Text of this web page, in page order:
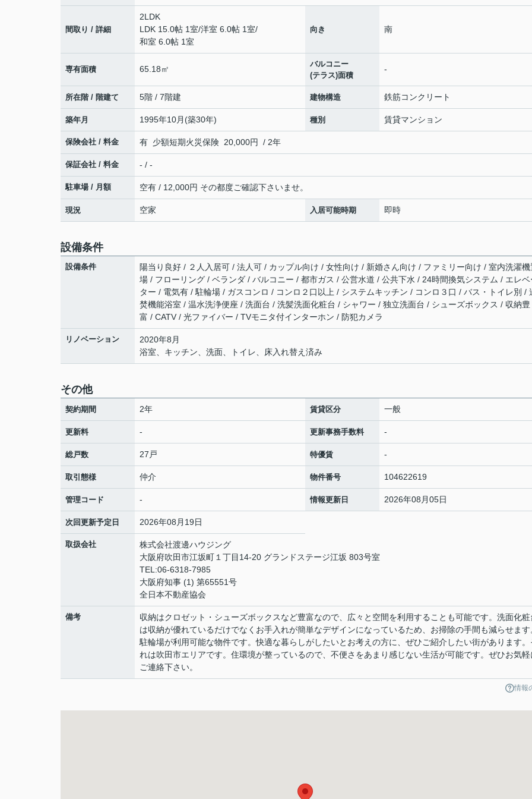
間取り / 詳細
2LDK
LDK 15.0帖 1室/洋室 6.0帖 1室/
和室 6.0帖 1室
向き 南
専有面積 65.18㎡
バルコニー
(テラス)面積
-
所在階 / 階建て 5階 / 7階建 建物構造 鉄筋コンクリート
築年月 1995年10月(築30年) 種別 賃貸マンション
保険会社 / 料金 有 少額短期火災保険 20,000円 / 2年
保証会社 / 料金 - / -
駐車場 / 月額 空有 / 12,000円 その都度ご確認下さいませ。
現況 空家 入居可能時期 即時
設備条件
設備条件
陽当り良好 / ２人入居可 / 法人可 / カップル向け / 女性向け / 新婚さん向け / ファミリー向け / 室内洗濯機
場 / フローリング / ベランダ / バルコニー / 都市ガス / 公営水道 / 公共下水 / 24時間換気システム / エレベ
ター / 電気有 / 駐輪場 / ガスコンロ / コンロ２口以上 / システムキッチン / コンロ３口 / バス・トイレ別 /
焚機能浴室 / 温水洗浄便座 / 洗面台 / 洗髪洗面化粧台 / シャワー / 独立洗面台 / シューズボックス / 収納豊
富 / CATV / 光ファイバー / TVモニタ付インターホン / 防犯カメラ
リノベーション
2020年8月
浴室、キッチン、洗面、トイレ、床入れ替え済み
その他
契約期間 2年 賃貸区分 一般
更新料 - 更新事務手数料 -
総戸数 27戸 特優賃 -
取引態様 仲介 物件番号 104622619
管理コード - 情報更新日 2026年08月05日
次回更新予定日 2026年08月19日
取扱会社
株式会社渡邊ハウジング
大阪府吹田市江坂町１丁目14‐20 グランドステージ江坂 803号室
TEL:06-6318-7985
大阪府知事 (1) 第65551号
全日本不動産協会
備考
収納はクロゼット・シューズボックスなど豊富なので、広々と空間を利用することも可能です。洗面化粧
は収納が優れているだけでなくお手入れが簡単なデザインになっているため、お掃除の手間も減らせます
駐輪場が利用可能な物件です。快適な暮らしがしたいとお考えの方に、ぜひご紹介したい街があります。
れは吹田市エリアです。住環境が整っているので、不便さをあまり感じない生活が可能です。ぜひお気軽
ご連絡下さい。
情報